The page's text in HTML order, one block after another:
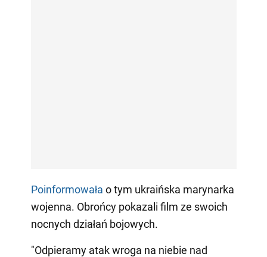
Poinformowała o tym ukraińska marynarka
wojenna. Obrońcy pokazali film ze swoich
nocnych działań bojowych.
"Odpieramy atak wroga na niebie nad